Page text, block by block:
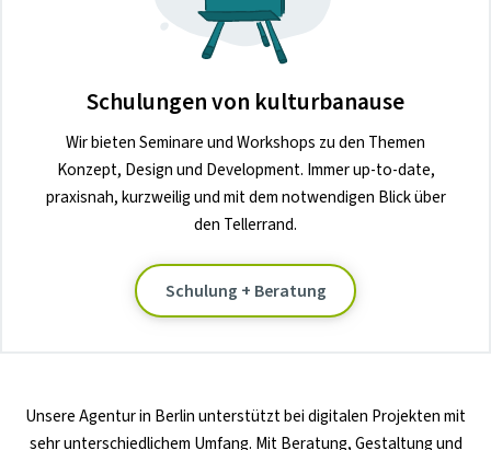
Schulungen von kulturbanause
Wir bieten Seminare und Workshops zu den Themen
Konzept, Design und Development. Immer up-to-date,
praxisnah, kurzweilig und mit dem notwendigen Blick über
den Tellerrand.
Schulung + Beratung
UnsereAgentur in Berlinunterstützt bei digitalen Projekten mit
sehr unterschiedlichem Umfang. Mit Beratung, Gestaltung und